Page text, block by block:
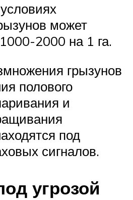
может
2000 на 1 га.
грызунов
полового
и
под
сигналов.
угрозой